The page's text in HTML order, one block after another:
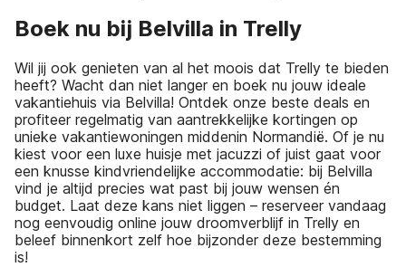
Boek nu bij Belvilla in Trelly
Wil jij ook genieten van al het moois dat Trelly te bieden
heeft? Wacht dan niet langer en boek nu jouw ideale
vakantiehuis via Belvilla! Ontdek onze beste deals en
profiteer regelmatig van aantrekkelijke kortingen op
unieke vakantiewoningen middenin Normandië. Of je nu
kiest voor een luxe huisje met jacuzzi of juist gaat voor
een knusse kindvriendelijke accommodatie: bij Belvilla
vind je altijd precies wat past bij jouw wensen én
budget. Laat deze kans niet liggen – reserveer vandaag
nog eenvoudig online jouw droomverblijf in Trelly en
beleef binnenkort zelf hoe bijzonder deze bestemming
is!